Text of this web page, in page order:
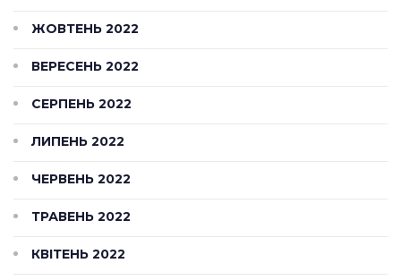
ЖОВТЕНЬ 2022
ВЕРЕСЕНЬ 2022
СЕРПЕНЬ 2022
ЛИПЕНЬ 2022
ЧЕРВЕНЬ 2022
ТРАВЕНЬ 2022
КВІТЕНЬ 2022